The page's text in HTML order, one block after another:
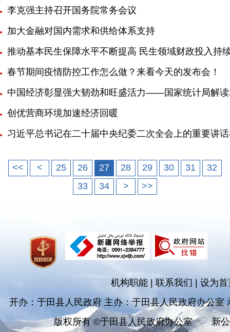
李克强主持召开国务院常务会议
加大金融对国内需求和供给体系支持
推动基本民生保障水平不断提高 民生领域财政投入持
春节期间疫情防控工作怎么做？来看今天的发布会！
中国经济彰显强大韧劲和旺盛活力——国家统计局解
创优营商环境加速经济回暖
习近平总书记在二十届中央纪委二次全会上的重要讲
<< < 25 26 27 28 29 30 31
32
33
34 > >>
机构职能 联系我们|设为首
开办：于田县人民政府 主办：于田县人民政府办公室
版权所有 ©于田县人民政府办公室
新